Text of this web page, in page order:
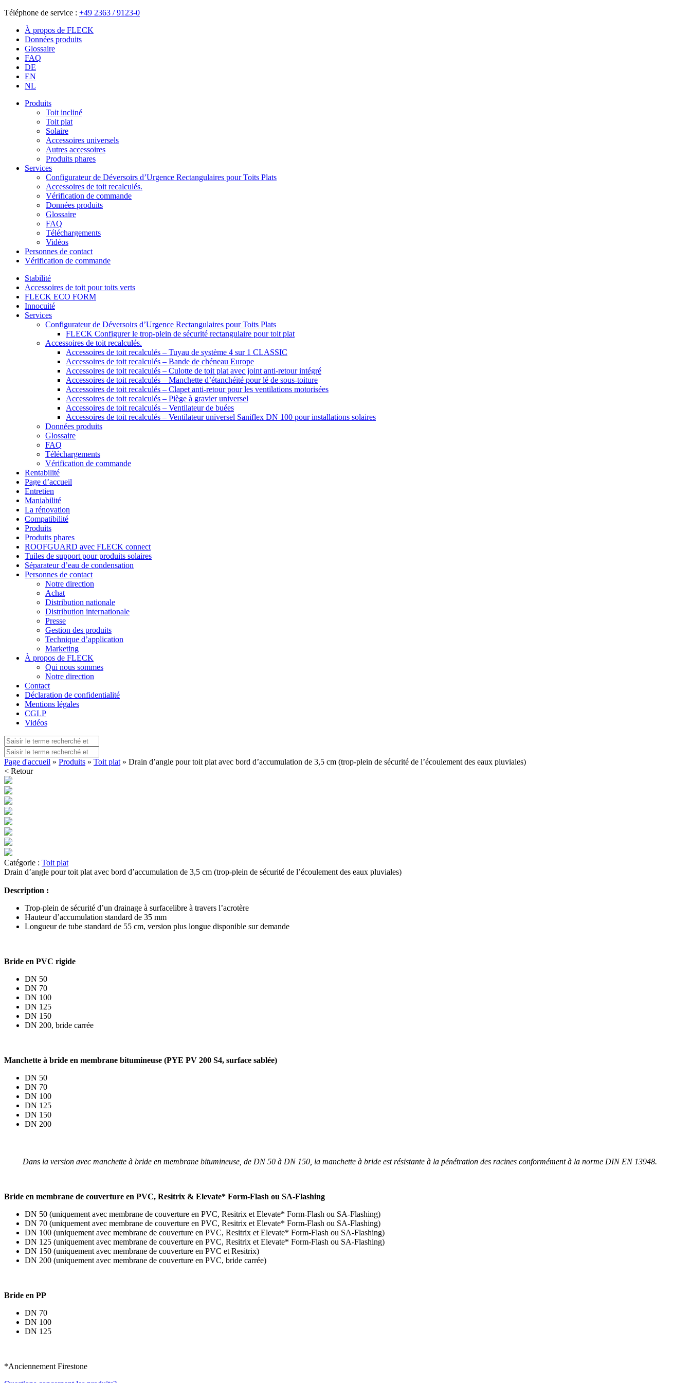
Téléphone de service : +49 2363 / 9123-0
À propos de FLECK
Données produits
Glossaire
FAQ
DE
EN
NL
Produits
Toit incliné
Toit plat
Solaire
Accessoires universels
Autres accessoires
Produits phares
Services
Configurateur de Déversoirs d’Urgence Rectangulaires pour Toits Plats
Accessoires de toit recalculés.
Vérification de commande
Données produits
Glossaire
FAQ
Téléchargements
Vidéos
Personnes de contact
Vérification de commande
Stabilité
Accessoires de toit pour toits verts
FLECK ECO FORM
Innocuité
Services
Configurateur de Déversoirs d’Urgence Rectangulaires pour Toits Plats
FLECK Configurer le trop-plein de sécurité rectangulaire pour toit plat
Accessoires de toit recalculés.
Accessoires de toit recalculés – Tuyau de système 4 sur 1 CLASSIC
Accessoires de toit recalculés – Bande de chéneau Europe
Accessoires de toit recalculés – Culotte de toit plat avec joint anti-retour intégré
Accessoires de toit recalculés – Manchette d’étanchéité pour lé de sous-toiture
Accessoires de toit recalculés – Clapet anti-retour pour les ventilations motorisées
Accessoires de toit recalculés – Piège à gravier universel
Accessoires de toit recalculés – Ventilateur de buées
Accessoires de toit recalculés – Ventilateur universel Saniflex DN 100 pour installations solaires
Données produits
Glossaire
FAQ
Téléchargements
Vérification de commande
Rentabilité
Page d’accueil
Entretien
Maniabilité
La rénovation
Compatibilité
Produits
Produits phares
ROOFGUARD avec FLECK connect
Tuiles de support pour produits solaires
Séparateur d’eau de condensation
Personnes de contact
Notre direction
Achat
Distribution nationale
Distribution internationale
Presse
Gestion des produits
Technique d’application
Marketing
À propos de FLECK
Qui nous sommes
Notre direction
Contact
Déclaration de confidentialité
Mentions légales
CGLP
Vidéos
Page d'accueil » Produits » Toit plat » Drain d’angle pour toit plat avec bord d’accumulation de 3,5 cm (trop-plein de sécurité de l’écoulement des eaux pluviales)
< Retour
Catégorie : Toit plat
Drain d’angle pour toit plat avec bord d’accumulation de 3,5 cm (trop-plein de sécurité de l’écoulement des eaux pluviales)
Description :
Trop-plein de sécurité d’un drainage à surfacelibre à travers l’acrotère
Hauteur d’accumulation standard de 35 mm
Longueur de tube standard de 55 cm, version plus longue disponible sur demande
Bride en PVC rigide
DN 50
DN 70
DN 100
DN 125
DN 150
DN 200, bride carrée
Manchette à bride en membrane bitumineuse (PYE PV 200 S4, surface sablée)
DN 50
DN 70
DN 100
DN 125
DN 150
DN 200
Dans la version avec manchette à bride en membrane bitumineuse, de DN 50 à DN 150, la manchette à bride est résistante à la pénétration des racines conformément à la norme DIN EN 13948.
Bride en membrane de couverture en PVC, Resitrix & Elevate* Form-Flash ou SA-Flashing
DN 50 (uniquement avec membrane de couverture en PVC, Resitrix et Elevate* Form-Flash ou SA-Flashing)
DN 70 (uniquement avec membrane de couverture en PVC, Resitrix et Elevate* Form-Flash ou SA-Flashing)
DN 100 (uniquement avec membrane de couverture en PVC, Resitrix et Elevate* Form-Flash ou SA-Flashing)
DN 125 (uniquement avec membrane de couverture en PVC, Resitrix et Elevate* Form-Flash ou SA-Flashing)
DN 150 (uniquement avec membrane de couverture en PVC et Resitrix)
DN 200 (uniquement avec membrane de couverture en PVC, bride carrée)
Bride en PP
DN 70
DN 100
DN 125
*Anciennement Firestone